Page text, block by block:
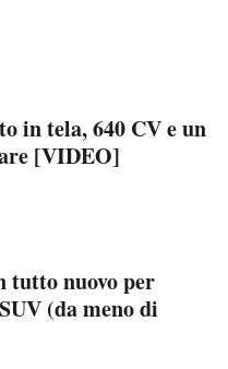
in tela, 640 CV e un
[VIDEO]
tutto nuovo per
(da meno di